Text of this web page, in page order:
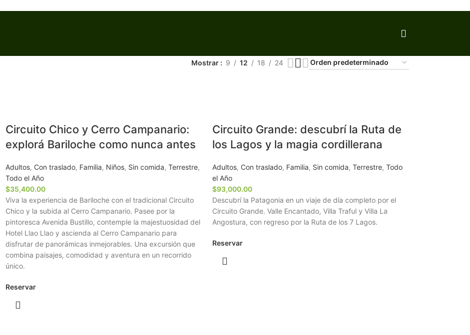
Mostrar 9 12 18 24
Circuito Chico y Cerro Campanario:
explorá Bariloche como nunca antes
Adultos, Con traslado, Familia, Niños, Sin comida, Terrestre,
Todo el Año
$35,400.00
Viva la experiencia de Bariloche con el tradicional Circuito
Chico y la subida al Cerro Campanario. Pasee por la
pintoresca Avenida Bustillo, contemple la majestuosidad del
Hotel Llao Llao y ascienda al Cerro Campanario para
disfrutar de panorámicas inmejorables. Una excursión que
combina paisajes, comodidad y aventura en un recorrido
único.
Reservar
Circuito Grande: descubrí la Ruta de
los Lagos y la magia cordillerana
Adultos, Con traslado, Familia, Sin comida, Terrestre, Todo
el Año
$93,000.00
Descubrí la Patagonia en un viaje de día completo por el
Circuito Grande. Valle Encantado, Villa Traful y Villa La
Angostura, con regreso por la Ruta de los 7 Lagos.
Reservar